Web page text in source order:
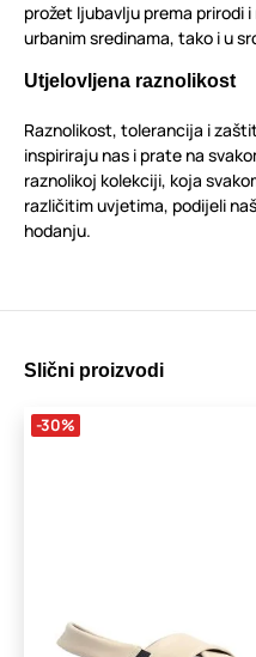
prožet ljubavlju prema prirodi
urbanim sredinama, tako i u
Utjelovljena raznolikost
Raznolikost, tolerancija i
inspiriraju nas i prate na
raznolikoj kolekciji, koja
različitim uvjetima, podijeli
hodanju.
Slični proizvodi
-30%